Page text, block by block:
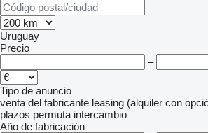
Uruguay
Precio
–
Tipo de anuncio
venta del fabricante leasing (alquiler con
plazos permuta intercambio
Año de fabricación